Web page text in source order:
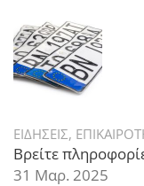
ΕΙΔΗΣΕΙΣ,
Βρείτε
31 Μαρ. 2025